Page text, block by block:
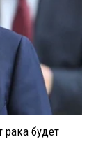
рака будет